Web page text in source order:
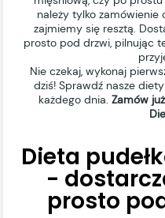
należy tylko
zajmiemy się resztą.
prosto pod drzwi, pilnując
Nie czekaj, wykonaj
dziś! Sprawdź nasze
każdego dnia. Zamów
Dieta
-
prosto